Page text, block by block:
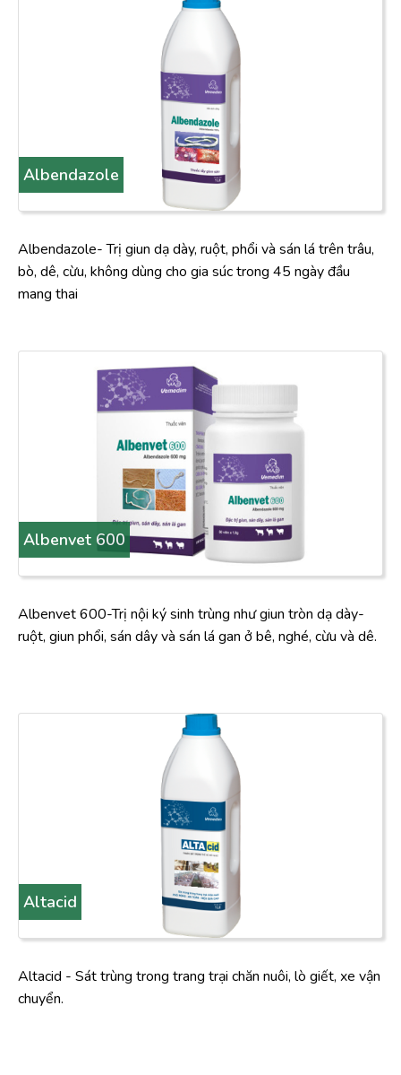
Albendazole
Albendazole- Trị giun dạ dày, ruột, phổi và sán lá trên trâu,
bò, dê, cừu, không dùng cho gia súc trong 45 ngày đầu
mang thai
Albenvet 600
Albenvet 600-Trị nội ký sinh trùng như giun tròn dạ dày-
ruột, giun phổi, sán dây và sán lá gan ở bê, nghé, cừu và dê.
Altacid
Altacid - Sát trùng trong trang trại chăn nuôi, lò giết, xe vận
chuyển.